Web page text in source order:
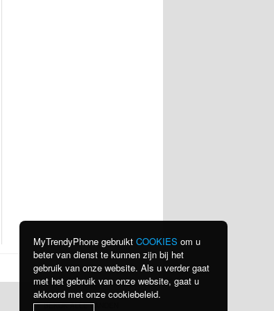
BEKIJK ALLE LANDEN
MyTrendyPhone gebruikt COOKIES om u
beter van dienst te kunnen zijn bij het
gebruik van onze website. Als u verder gaat
met het gebruik van onze website, gaat u
akkoord met onze cookiebeleid.